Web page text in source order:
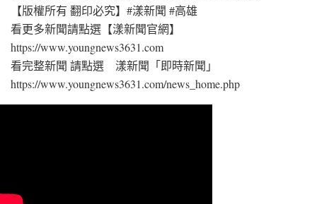
【版權所有 翻印必究】#漾新聞 #高雄
看更多新聞請點選【漾新聞官網】
https://www.youngnews3631.com⁠
看完整新聞 請點選 漾新聞「即時新聞」
https://www.youngnews3631.com/news_home.php⁠